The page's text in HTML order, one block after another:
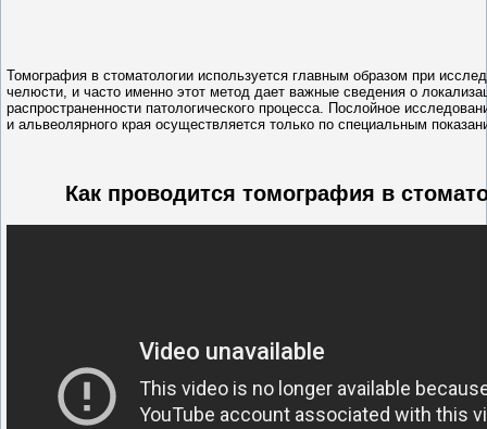
Томография в стоматологии используется главным образом при
челюсти, и часто именно этот метод дает важные сведения о
распространенности патологического процесса. Послойное
и альвеолярного края осуществляется только по специальным
Как проводится томография в